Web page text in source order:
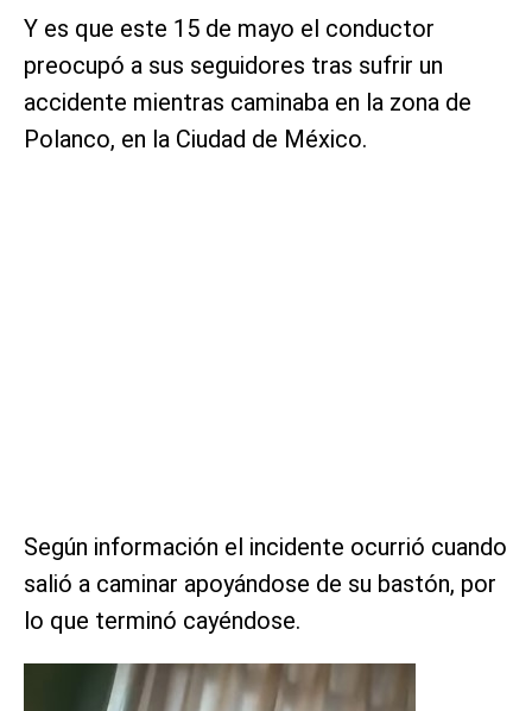
Y es que este 15 de mayo el conductor
preocupó a sus seguidores tras sufrir un
accidente mientras caminaba en la zona de
Polanco, en la Ciudad de México.
Según información el incidente ocurrió cuando
salió a caminar apoyándose de su bastón, por
lo que terminó cayéndose.